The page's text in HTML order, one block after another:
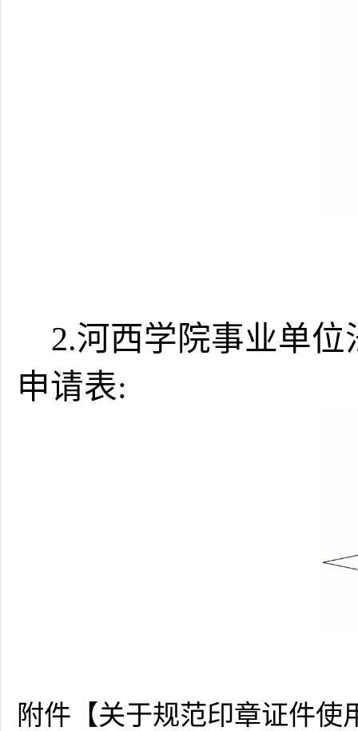
2.河西学院事业单
申请表:
附件【关于规范印章证件使